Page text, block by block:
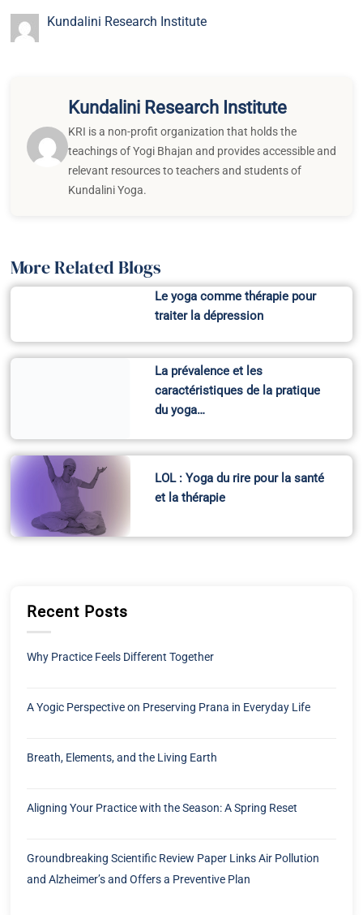
Kundalini Research Institute
Kundalini Research Institute
KRI is a non-profit organization that holds the
teachings of Yogi Bhajan and provides accessible and
relevant resources to teachers and students of
Kundalini Yoga.
More Related Blogs
Le yoga comme thérapie pour
traiter la dépression
La prévalence et les
caractéristiques de la pratique
du yoga…
LOL : Yoga du rire pour la santé
et la thérapie
Recent Posts
Why Practice Feels Different Together
A Yogic Perspective on Preserving Prana in Everyday Life
Breath, Elements, and the Living Earth
Aligning Your Practice with the Season: A Spring Reset
Groundbreaking Scientific Review Paper Links Air Pollution
and Alzheimer’s and Offers a Preventive Plan